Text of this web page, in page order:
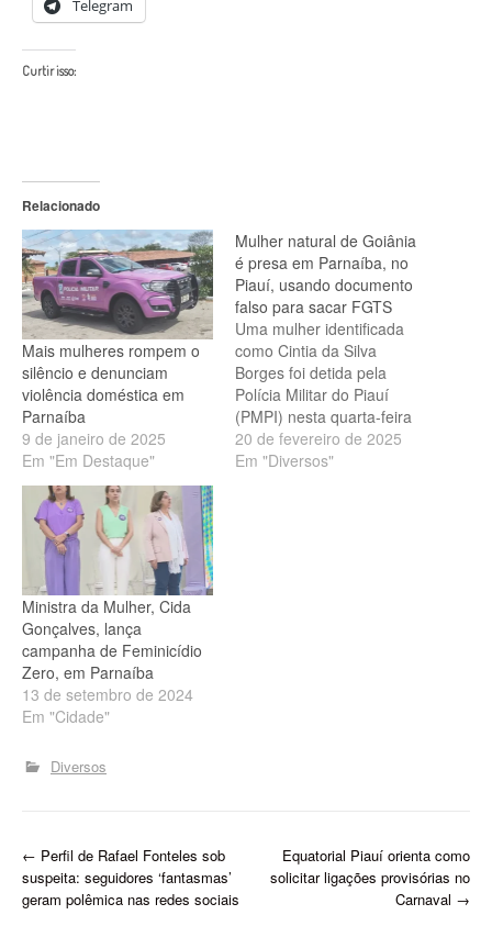
Telegram
Curtir isso:
Relacionado
Mais mulheres rompem o
silêncio e denunciam
violência doméstica em
Parnaíba
9 de janeiro de 2025
Em "Em Destaque"
Mulher natural de Goiânia
é presa em Parnaíba, no
Piauí, usando documento
falso para sacar FGTS
Uma mulher identificada
como Cintia da Silva
Borges foi detida pela
Polícia Militar do Piauí
(PMPI) nesta quarta-feira
(19), por uso de
documentação falta em
20 de fevereiro de 2025
Em "Diversos"
Ministra da Mulher, Cida
Gonçalves, lança
campanha de Feminicídio
Zero, em Parnaíba
13 de setembro de 2024
Em "Cidade"
Diversos
P
o
← Perfil de Rafael Fonteles sob
suspeita: seguidores ‘fantasmas’
geram polêmica nas redes sociais
Equatorial Piauí orienta como
solicitar ligações provisórias no
Carnaval →